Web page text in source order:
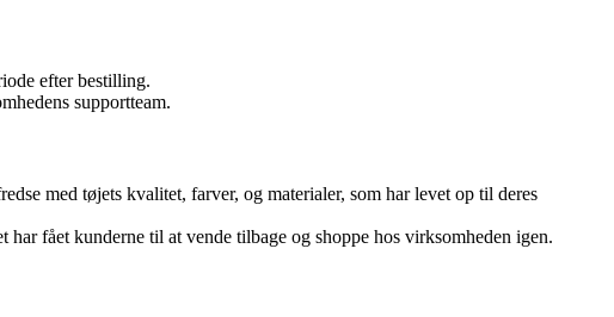
efter bestilling.
supportteam.
med tøjets kvalitet, farver, og materialer, som har levet op til deres
fået kunderne til at vende tilbage og shoppe hos virksomheden igen.